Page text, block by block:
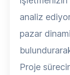
analiz
pazar
Proje